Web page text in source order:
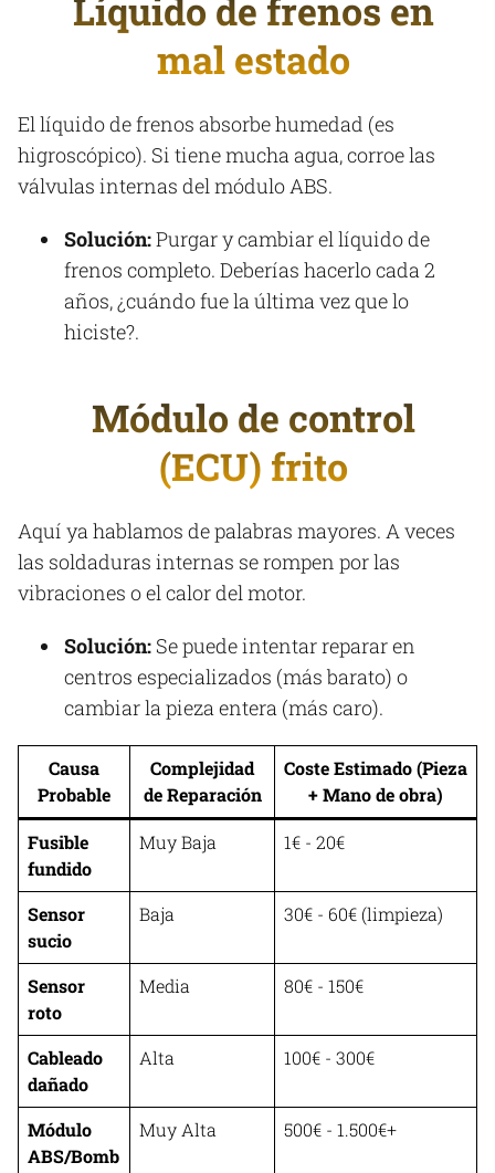
Líquido de frenos en
mal estado
El líquido de frenos absorbe humedad (es
higroscópico). Si tiene mucha agua, corroe las
válvulas internas del módulo ABS.
Solución:Purgar y cambiar el líquido de
frenos completo. Deberías hacerlo cada 2
años, ¿cuándo fue la última vez que lo
hiciste?.
Módulo de control
(ECU) frito
Aquí ya hablamos de palabras mayores. A veces
las soldaduras internas se rompen por las
vibraciones o el calor del motor.
Solución: Se puede intentar reparar en
centros especializados (más barato) o
cambiar la pieza entera (más caro).
Causa
Probable
Complejidad
de Reparación
Coste Estimado (Pieza
+ Mano de obra)
Fusible
fundido
Muy Baja 1€ - 20€
Sensor
sucio
Baja 30€ - 60€ (limpieza)
Sensor
roto
Media 80€ - 150€
Cableado
dañado
Alta 100€ - 300€
Módulo
ABS/Bomb
Muy Alta 500€ - 1.500€+